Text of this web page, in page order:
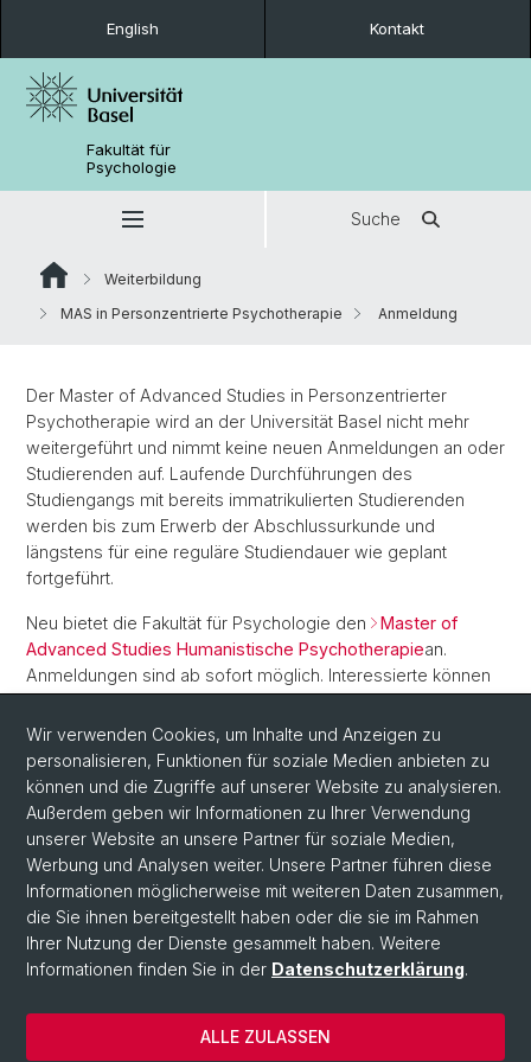
English Kontakt
Fakultät für
Psychologie
Suche
Weiterbildung
MAS in Personzentrierte Psychotherapie
Anmeldung
Der Master of Advanced Studies in Personzentrierter
Psychotherapie wird an der Universität Basel nicht mehr
weitergeführt und nimmt keine neuen Anmeldungen an oder
Studierenden auf. Laufende Durchführungen des
Studiengangs mit bereits immatrikulierten Studierenden
werden bis zum Erwerb der Abschlussurkunde und
längstens für eine reguläre Studiendauer wie geplant
fortgeführt.
Neu bietet die Fakultät für Psychologie den
Master of
Advanced Studies Humanistische Psychotherapiean.
Anmeldungen sind ab sofort möglich. Interessierte können
sich gerne an MSc. Marc Inderbinen(Studiengangleiter)
und/oder
Prof. Dr. Jens Gaab(Vorsitzender der
Studiengangkommission) für weitere Informationen
wenden. Wir helfen gerne weiter.
© Universität Basel
Datenschutzerklärung
Wir verwenden Cookies, um Inhalte und Anzeigen zu
personalisieren, Funktionen für soziale Medien anbieten zu
können und die Zugriffe auf unserer Website zu analysieren.
Außerdem geben wir Informationen zu Ihrer Verwendung
unserer Website an unsere Partner für soziale Medien,
Werbung und Analysen weiter. Unsere Partner führen diese
Informationen möglicherweise mit weiteren Daten zusammen,
die Sie ihnen bereitgestellt haben oder die sie im Rahmen
Ihrer Nutzung der Dienste gesammelt haben. Weitere
Informationen finden Sie in der Datenschutzerklärung.
ALLE ZULASSEN